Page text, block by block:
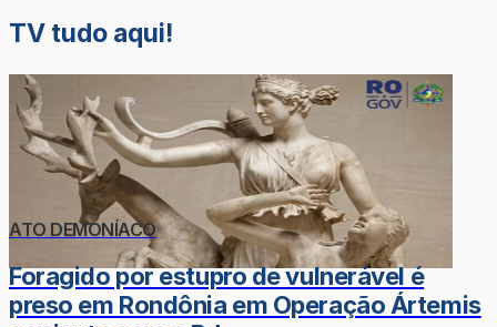
TV tudo aqui!
ATO DEMONÍACO
Foragido por estupro de vulnerável é
preso em Rondônia em Operação Ártemis